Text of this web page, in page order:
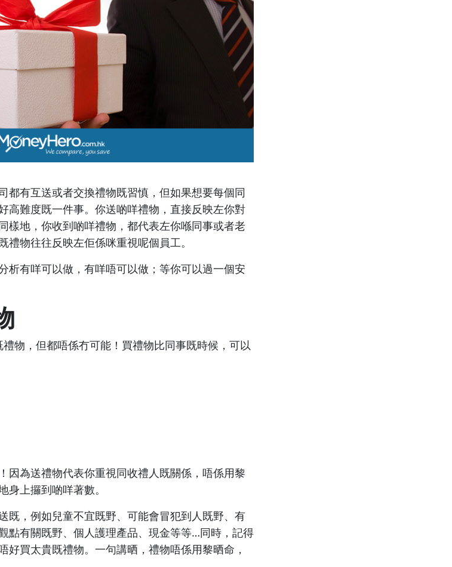
都有互送或者交換禮物既習慎，但如果想要每個同
高難度既一件事。你送啲咩禮物，直接反映左你對
樣地，你收到啲咩禮物，都代表左你喺同事或者老
物往往反映左佢係咪重視呢個員工。
析有咩可以做，有咩唔可以做；等你可以過一個安
物，但都唔係冇可能！買禮物比同事既時候，可以
因為送禮物代表你重視同收禮人既關係，唔係用黎
上攞到啲咩著數。
既，例如兒童不宜既野、可能會冒犯到人既野、有
點有關既野、個人護理產品、現金等等…同時，記得
好買太貴既禮物。一句講晒，禮物唔係用黎晒命，